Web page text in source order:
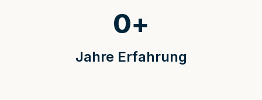
Jahre Erfahrung
0+